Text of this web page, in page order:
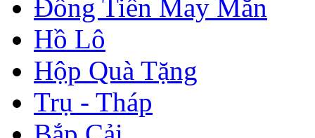
Đồng Tiền May Mắn
Hồ Lô
Hộp Quà Tặng
Trụ - Tháp